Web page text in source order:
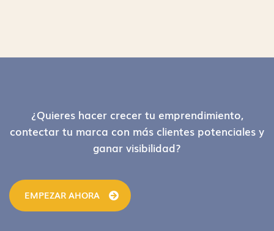
Footer¿Quieres hacer crecer tu emprendimiento,
contectar tu marca con más clientes potenciales y
ganar visibilidad?
EMPEZAR AHORA